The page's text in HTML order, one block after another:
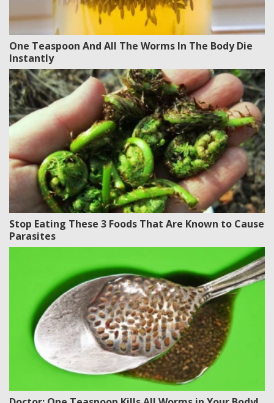
One Teaspoon And All The Worms In The Body Die
Instantly
Stop Eating These 3 Foods That Are Known to Cause
Parasites